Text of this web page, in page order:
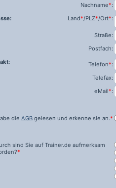
Nachname*:
Land*/PLZ*/Ort*:
Straße:
Postfach:
Telefon*:
Telefax:
eMail*:
die AGB gelesen und erkenne sie an.*
sind Sie auf Trainer.de aufmerksam
*